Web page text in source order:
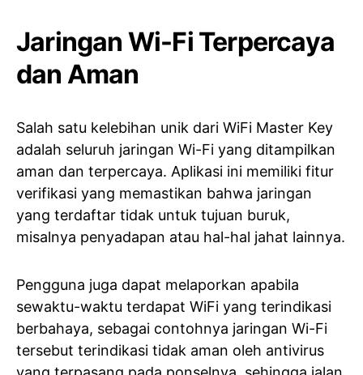
Jaringan Wi-Fi Terpercaya
dan Aman
Salah satu kelebihan unik dari WiFi Master Key
adalah seluruh jaringan Wi-Fi yang ditampilkan
aman dan terpercaya. Aplikasi ini memiliki fitur
verifikasi yang memastikan bahwa jaringan
yang terdaftar tidak untuk tujuan buruk,
misalnya penyadapan atau hal-hal jahat lainnya.
Pengguna juga dapat melaporkan apabila
sewaktu-waktu terdapat WiFi yang terindikasi
berbahaya, sebagai contohnya jaringan Wi-Fi
tersebut terindikasi tidak aman oleh antivirus